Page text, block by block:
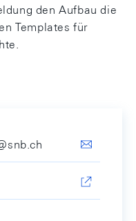
den Aufbau die
Templates für